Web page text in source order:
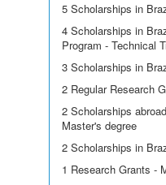
5 Scholarships in
4 Scholarships in
Program - Technical
3 Scholarships in
2 Regular Research
2 Scholarships
Master's degree
2 Scholarships in
1 Research Grants -